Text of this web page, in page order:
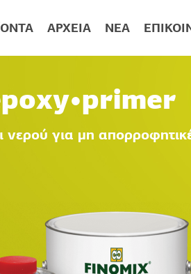
ΑΡΧΕΊΑ ΝΈΑ
νερού για μη